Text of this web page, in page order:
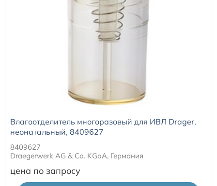
Влагоотделитель многоразовый для ИВЛ Drager,
неонатальный, 8409627
8409627
Draegerwerk AG & Со. KGaA, Германия
цена по запросу